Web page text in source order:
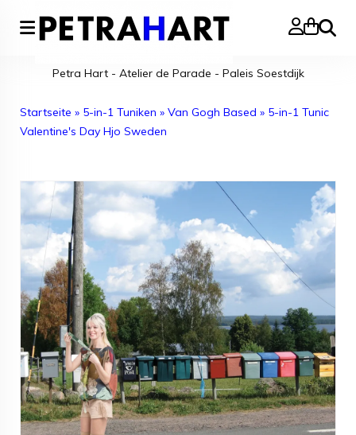
Suche
Petra Hart - Atelier de Parade - Paleis Soestdijk
Startseite » 5-in-1 Tuniken » Van Gogh Based » 5-in-1 Tunic
Valentine's Day Hjo Sweden